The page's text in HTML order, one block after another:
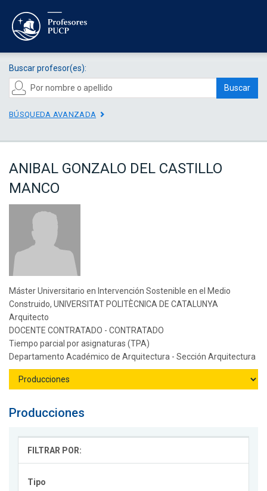
Buscar profesor(es):
Buscar
BÚSQUEDA AVANZADA
ANIBAL GONZALO DEL CASTILLO
MANCO
Máster Universitario en Intervención Sostenible en el Medio
Construido, UNIVERSITAT POLITÈCNICA DE CATALUNYA
Arquitecto
DOCENTE CONTRATADO - CONTRATADO
Tiempo parcial por asignaturas (TPA)
Departamento Académico de Arquitectura - Sección Arquitectura
Producciones
FILTRAR POR:
Tipo